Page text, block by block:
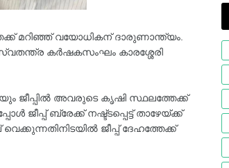
മറിഞ്ഞ് വയോധികന് ദാരുണാന്ത്യം.
സ്വതന്ത്ര കർഷകസംഘം കാരശ്ശേരി
ജീപ്പിൽ അവരുടെ കൃഷി സ്ഥലത്തേക്ക്
ബ്രേക്ക് നഷ്ട്ടപ്പെട്ട് താഴേയ്ക്ക്
ജീപ്പ് ദേഹത്തേക്ക്